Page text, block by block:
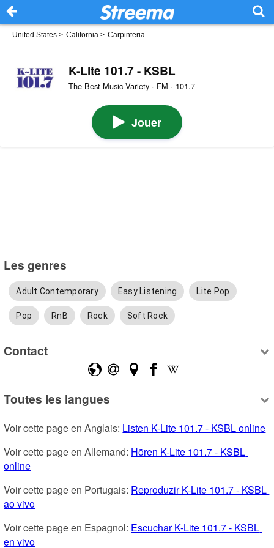
United States > California > Carpinteria
K-Lite 101.7 - KSBL
The Best Music Variety · FM · 101.7
Jouer
Les genres
Adult Contemporary Easy Listening Lite Pop
Pop RnB Rock Soft Rock
Contact
Toutes les langues
Voir cette page en Anglais: Listen K-Lite 101.7 - KSBL online
Voir cette page en Allemand: Hören K-Lite 101.7 - KSBL
online
Voir cette page en Portugais: Reproduzir K-Lite 101.7 - KSBL
ao vivo
Voir cette page en Espagnol: Escuchar K-Lite 101.7 - KSBL
en vivo